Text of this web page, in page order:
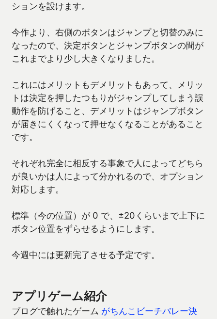
ションを設けます。
今作より、右側のボタンはジャンプと切替のみに
なったので、決定ボタンとジャンプボタンの間が
これまでより少し大きくなりました。
これにはメリットもデメリットもあって、メリッ
トは決定を押したつもりがジャンプしてしまう誤
動作を防げること、デメリットはジャンプボタン
が届きにくくなって押せなくなることがあること
です。
それぞれ完全に相反する事象で人によってどちら
が良いかは人によって分かれるので、オプション
対応します。
標準（今の位置）が 0 で、±20くらいまで上下に
ボタン位置をずらせるようにします。
今週中には更新完了させる予定です。
アプリゲーム紹介
ブログで触れたゲーム がちんこビーチバレー決